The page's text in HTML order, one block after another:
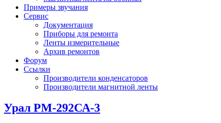
Примеры звучания
Сервис
Документация
Приборы для ремонта
Ленты измерительные
Архив ремонтов
Форум
Ссылки
Производители конденсаторов
Производители магнитной ленты
Урал РМ-292СА-3